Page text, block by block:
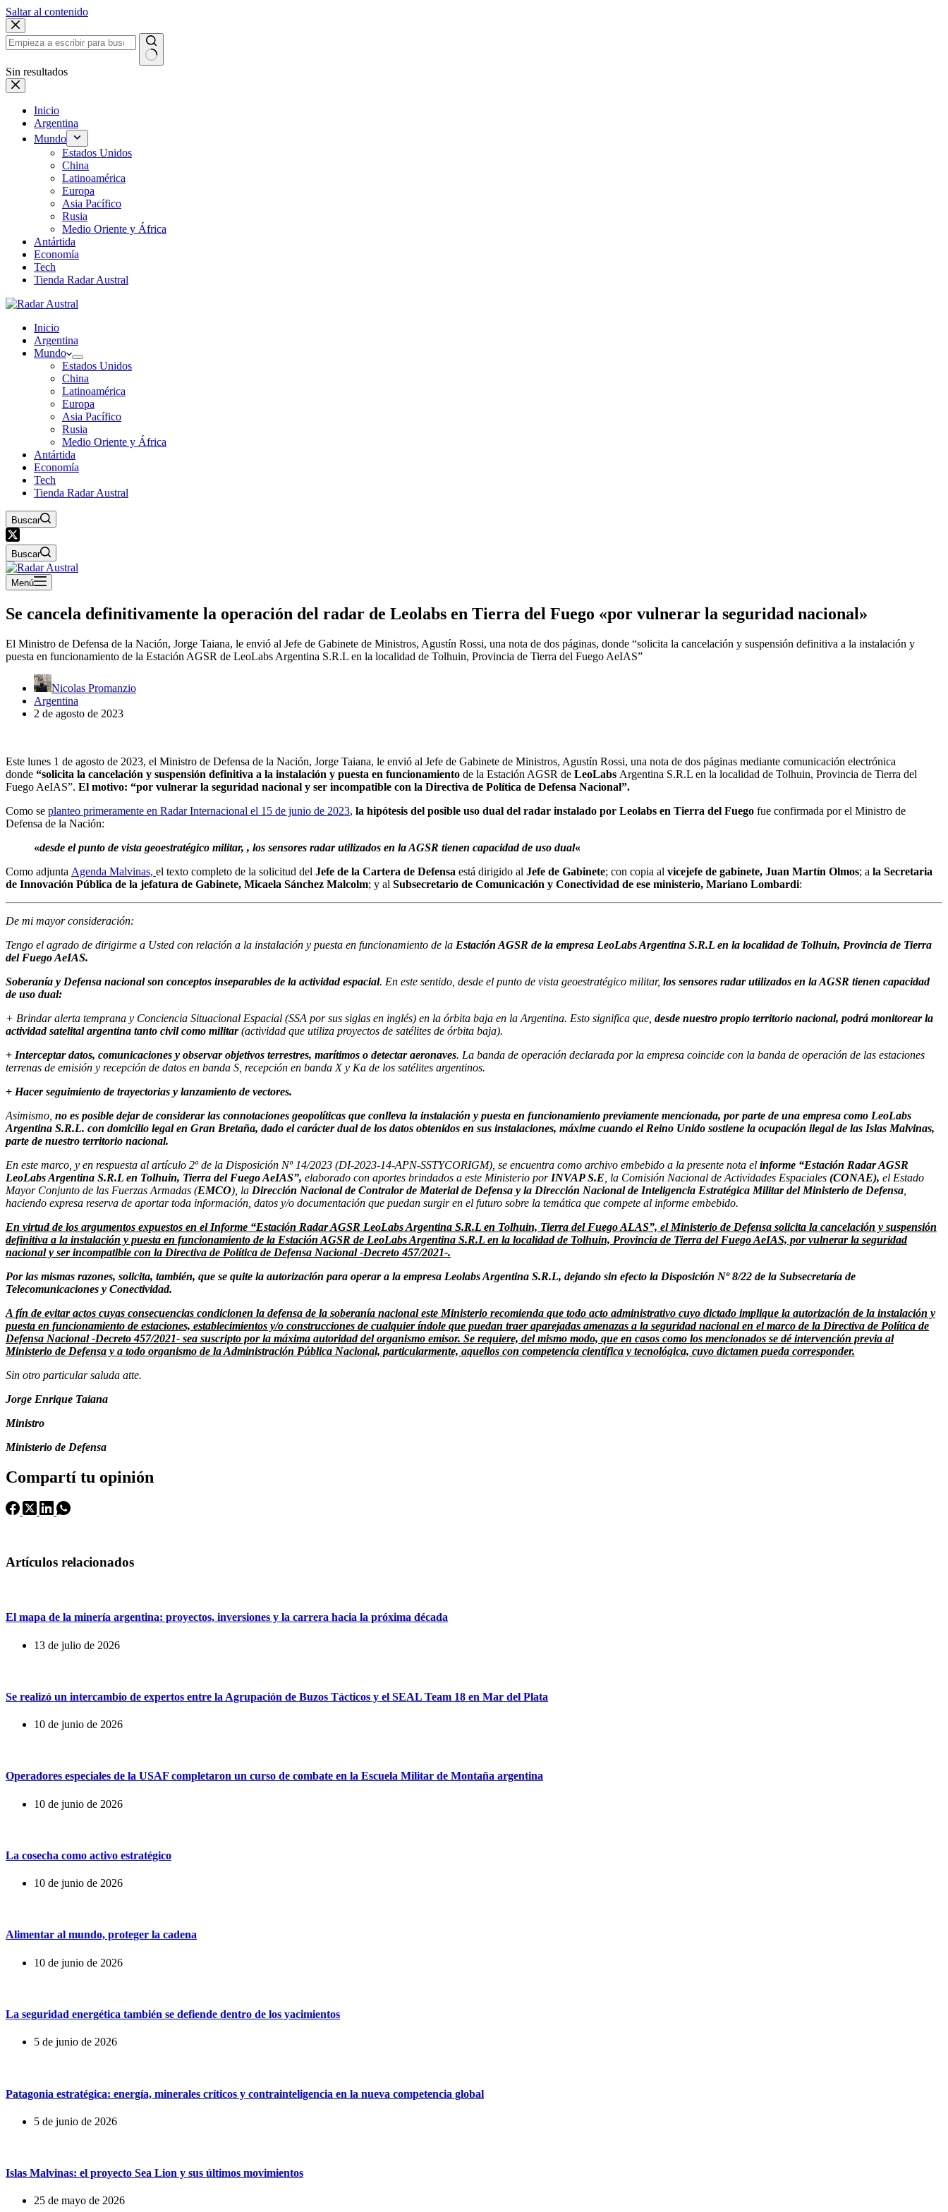
Saltar al contenido
Sin resultados
Inicio
Argentina
Mundo
Estados Unidos
China
Latinoamérica
Europa
Asia Pacífico
Rusia
Medio Oriente y África
Antártida
Economía
Tech
Tienda Radar Austral
Inicio
Argentina
Mundo
Estados Unidos
China
Latinoamérica
Europa
Asia Pacífico
Rusia
Medio Oriente y África
Antártida
Economía
Tech
Tienda Radar Austral
Buscar
Buscar
Menú
Se cancela definitivamente la operación del radar de Leolabs en Tierra del Fuego «por vulnerar la seguridad nacional»
El Ministro de Defensa de la Nación, Jorge Taiana, le envió al Jefe de Gabinete de Ministros, Agustín Rossi, una nota de dos páginas, donde “solicita la cancelación y suspensión definitiva a la instalación y
puesta en funcionamiento de la Estación AGSR de LeoLabs Argentina S.R.L en la localidad de Tolhuin, Provincia de Tierra del Fuego AeIAS”
Nicolas Promanzio
Argentina
2 de agosto de 2023
Este lunes 1 de agosto de 2023, el Ministro de Defensa de la Nación, Jorge Taiana, le envió al Jefe de Gabinete de Ministros, Agustín Rossi, una nota de dos páginas mediante comunicación electrónica
donde “solicita la cancelación y suspensión definitiva a la instalación y puesta en funcionamiento de la Estación AGSR de LeoLabs Argentina S.R.L en la localidad de Tolhuin, Provincia de Tierra del
Fuego AeIAS”. El motivo: “por vulnerar la seguridad nacional y ser incompatible con la Directiva de Política de Defensa Nacional”.
Como se planteo primeramente en Radar Internacional el 15 de junio de 2023, la hipótesis del posible uso dual del radar instalado por Leolabs en Tierra del Fuego fue confirmada por el Ministro de
Defensa de la Nación:
«desde el punto de vista geoestratégico militar, , los sensores radar utilizados en la AGSR tienen capacidad de uso dual«
Como adjunta Agenda Malvinas, el texto completo de la solicitud del Jefe de la Cartera de Defensa está dirigido al Jefe de Gabinete; con copia al vicejefe de gabinete, Juan Martín Olmos; a la Secretaria
de Innovación Pública de la jefatura de Gabinete, Micaela Sánchez Malcolm; y al Subsecretario de Comunicación y Conectividad de ese ministerio, Mariano Lombardi:
De mi mayor consideración:
Tengo el agrado de dirigirme a Usted con relación a la instalación y puesta en funcionamiento de la Estación AGSR de la empresa LeoLabs Argentina S.R.L en la localidad de Tolhuin, Provincia de Tierra
del Fuego AeIAS.
Soberanía y Defensa nacional son conceptos inseparables de la actividad espacial. En este sentido, desde el punto de vista geoestratégico militar, los sensores radar utilizados en la AGSR tienen capacidad
de uso dual:
+ Brindar alerta temprana y Conciencia Situacional Espacial (SSA por sus siglas en inglés) en la órbita baja en la Argentina. Esto significa que, desde nuestro propio territorio nacional, podrá monitorear la
actividad satelital argentina tanto civil como militar(actividad que utiliza proyectos de satélites de órbita baja).
+ Interceptar datos, comunicaciones y observar objetivos terrestres, marítimos o detectar aeronaves. La banda de operación declarada por la empresa coincide con la banda de operación de las estaciones
terrenas de emisión y recepción de datos en banda S, recepción en banda X y Ka de los satélites argentinos.
+ Hacer seguimiento de trayectorias y lanzamiento de vectores.
Asimismo, no es posible dejar de considerar las connotaciones geopolíticas que conlleva la instalación y puesta en funcionamiento previamente mencionada, por parte de una empresa como LeoLabs
Argentina S.R.L. con domicilio legal en Gran Bretaña, dado el carácter dual de los datos obtenidos en sus instalaciones, máxime cuando el Reino Unido sostiene la ocupación ilegal de las Islas Malvinas,
parte de nuestro territorio nacional.
En este marco, y en respuesta al artículo 2º de la Disposición Nº 14/2023 (DI-2023-14-APN-SSTYCORIGM), se encuentra como archivo embebido a la presente nota el informe “Estación Radar AGSR
LeoLabs Argentina S.R.L en Tolhuin, Tierra del Fuego AeIAS”, elaborado con aportes brindados a este Ministerio por INVAP S.E , la Comisión Nacional de Actividades Espaciales (CONAE), el Estado
Mayor Conjunto de las Fuerzas Armadas (EMCO), la Dirección Nacional de Contralor de Material de Defensa y la Dirección Nacional de Inteligencia Estratégica Militar del Ministerio de Defensa
haciendo expresa reserva de aportar toda información, datos y/o documentación que puedan surgir en el futuro sobre la temática que compete al informe embebido.
En virtud de los argumentos expuestos en el Informe “Estación Radar AGSR LeoLabs Argentina S.R.L en Tolhuin, Tierra del Fuego ALAS”, el Ministerio de Defensa solicita la cancelación y suspensión
definitiva a la instalación y puesta en funcionamiento de la Estación AGSR de LeoLabs Argentina S.R.L en la localidad de Tolhuin, Provincia de Tierra del Fuego AeIAS, por vulnerar la seguridad
nacional y ser incompatible con la Directiva de Política de Defensa Nacional -Decreto 457/2021-.
Por las mismas razones, solicita, también, que se quite la autorización para operar a la empresa Leolabs Argentina S.R.L, dejando sin efecto la Disposición Nº 8/22 de la Subsecretaría de
Telecomunicaciones y Conectividad.
A fín de evitar actos cuyas consecuencias condicionen la defensa de la soberanía nacional este Ministerio recomienda que todo acto administrativo cuyo dictado implique la autorización de la instalación y
puesta en funcionamiento de estaciones, establecimientos y/o construcciones de cualquier índole que puedan traer aparejadas amenazas a la seguridad nacional en el marco de la Directiva de Política de
Defensa Nacional -Decreto 457/2021- sea suscripto por la máxima autoridad del organismo emisor. Se requiere, del mismo modo, que en casos como los mencionados se dé intervención previa al
Ministerio de Defensa y a todo organismo de la Administración Pública Nacional, particularmente, aquellos con competencia científica y tecnológica, cuyo dictamen pueda corresponder.
Sin otro particular saluda atte.
Jorge Enrique Taiana
Ministro
Ministerio de Defensa
Compartí tu opinión
Artículos relacionados
El mapa de la minería argentina: proyectos, inversiones y la carrera hacia la próxima década
13 de julio de 2026
Se realizó un intercambio de expertos entre la Agrupación de Buzos Tácticos y el SEAL Team 18 en Mar del Plata
10 de junio de 2026
Operadores especiales de la USAF completaron un curso de combate en la Escuela Militar de Montaña argentina
10 de junio de 2026
La cosecha como activo estratégico
10 de junio de 2026
Alimentar al mundo, proteger la cadena
10 de junio de 2026
La seguridad energética también se defiende dentro de los yacimientos
5 de junio de 2026
Patagonia estratégica: energía, minerales críticos y contrainteligencia en la nueva competencia global
5 de junio de 2026
Islas Malvinas: el proyecto Sea Lion y sus últimos movimientos
25 de mayo de 2026